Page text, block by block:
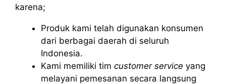
karena;
Produk kami telah digunakan konsumen
dari berbagai daerah di seluruh
Indonesia.
Kami memiliki tim customer service yang
melayani pemesanan secara langsung